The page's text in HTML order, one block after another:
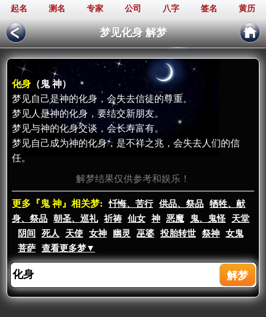
起名 测名 专家 公司 八字 签名 黄历
梦见化身 解梦
化身 （鬼 神）
梦见自己是神的化身，会失去信徒的尊重。
梦见人是神的化身，要结交新朋友。
梦见与神的化身交谈，会长寿富有。
梦见自己成为神的化身，是不祥之兆，会失去人们的信
任。
解梦结果仅供参考和娱乐！
更多『鬼 神』相关梦: 忏悔、苦行 供品、祭品
牺牲、献
身、祭品
朝圣、巡礼 祈祷 仙女 神 恶魔 鬼、鬼怪
天堂
阴间
死人 天使 女神 幽灵 巫婆 投胎转世 祭神
女鬼
菩萨
查看更多梦▼